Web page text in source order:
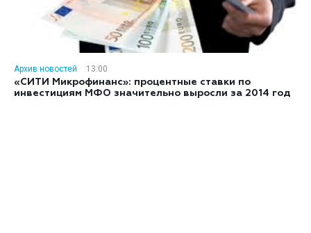
Архив новостей
13:00
«СИТИ Микрофинанс»: процентные ставки по
инвестициям МФО значительно выросли за 2014 год